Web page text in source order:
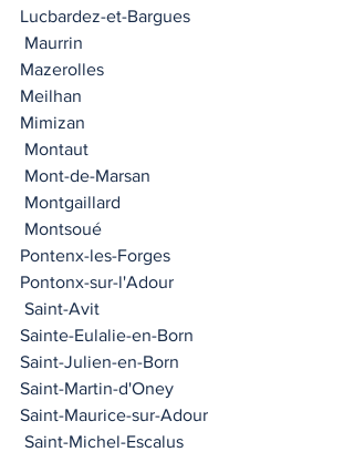
Lucbardez-et-Bargues
Maurrin
Mazerolles
Meilhan
Mimizan
Montaut
Mont-de-Marsan
Montgaillard
Montsoué
Pontenx-les-Forges
Pontonx-sur-l'Adour
Saint-Avit
Sainte-Eulalie-en-Born
Saint-Julien-en-Born
Saint-Martin-d'Oney
Saint-Maurice-sur-Adour
Saint-Michel-Escalus